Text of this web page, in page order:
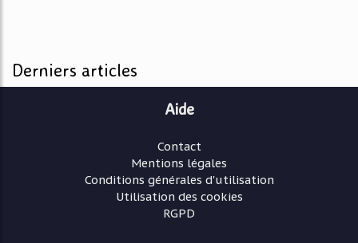
Derniers articles
Aide
Contact
Mentions légales
Conditions générales d'utilisation
Utilisation des cookies
RGPD